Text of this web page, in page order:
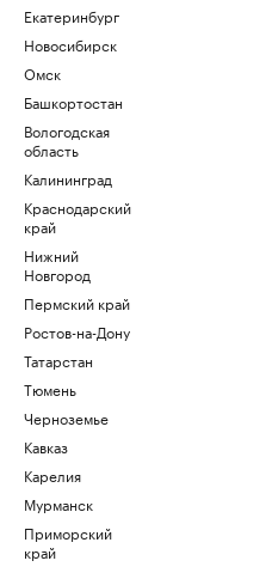
Екатеринбург
Новосибирск
Омск
Башкортостан
Вологодская
область
Калининград
Краснодарский
край
Нижний
Новгород
Пермский край
Ростов-на-Дону
Татарстан
Тюмень
Черноземье
Кавказ
Карелия
Мурманск
Приморский
край